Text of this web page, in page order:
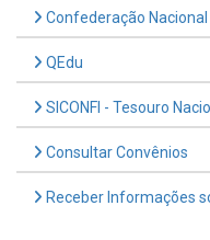
Confederação Nacional
QEdu
SICONFI - Tesouro
Consultar Convênios
Receber Informações